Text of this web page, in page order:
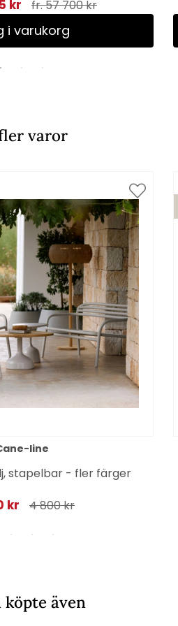
kr fr. 57 700 kr
i varukorg
varor
line
stapelbar - fler färger
kr 4 800 kr
köpte även